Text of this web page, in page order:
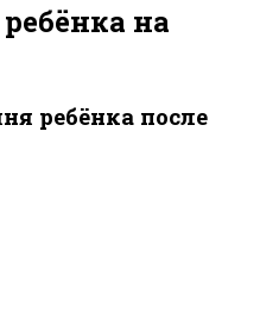
на
ребёнка после